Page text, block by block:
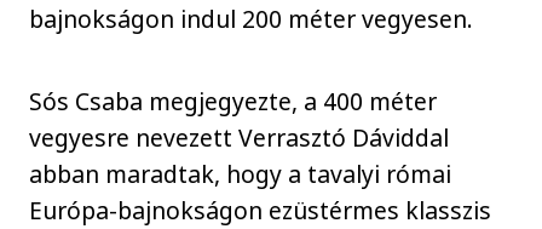
bajnokságon indul 200 méter vegyesen.
Sós Csaba megjegyezte, a 400 méter
vegyesre nevezett Verrasztó Dáviddal
abban maradtak, hogy a tavalyi római
Európa-bajnokságon ezüstérmes klasszis